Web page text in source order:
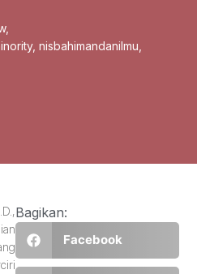
,
, nisbahimandanilmu
Bagikan:
Facebook